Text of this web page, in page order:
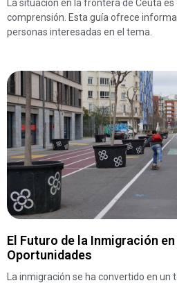
La situación en la frontera de Ceuta
comprensión. Esta guía ofrece
personas interesadas en el tema.
El Futuro de la Inmigración
Oportunidades
La inmigración se ha convertido en un